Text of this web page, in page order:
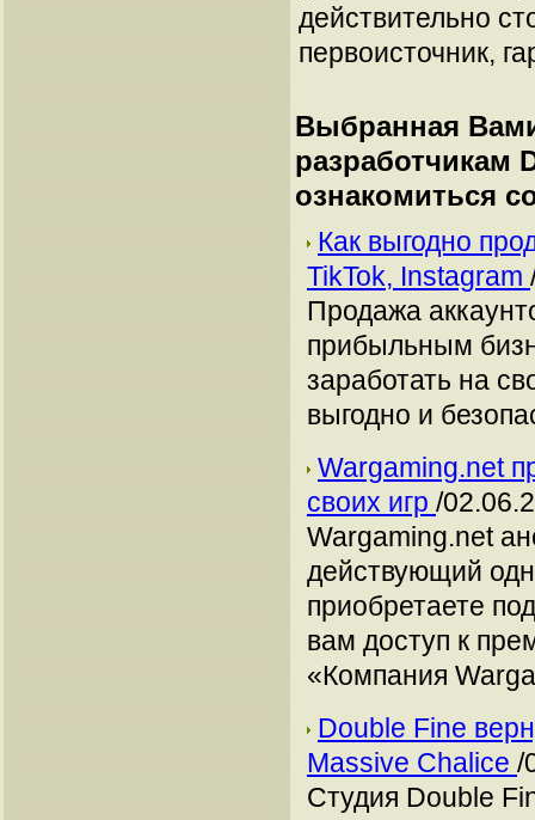
действительно
первоисточник,
Выбранная
разработчикам
ознакомиться
Как выгодно
TikTok, Instagram
Продажа
прибыльным
заработать на
выгодно и
Wargaming.net
своих игр /
Wargaming.net
действующий
приобретаете
вам доступ к
«Компания
Double Fine
Massive Chalice /
Студия Double